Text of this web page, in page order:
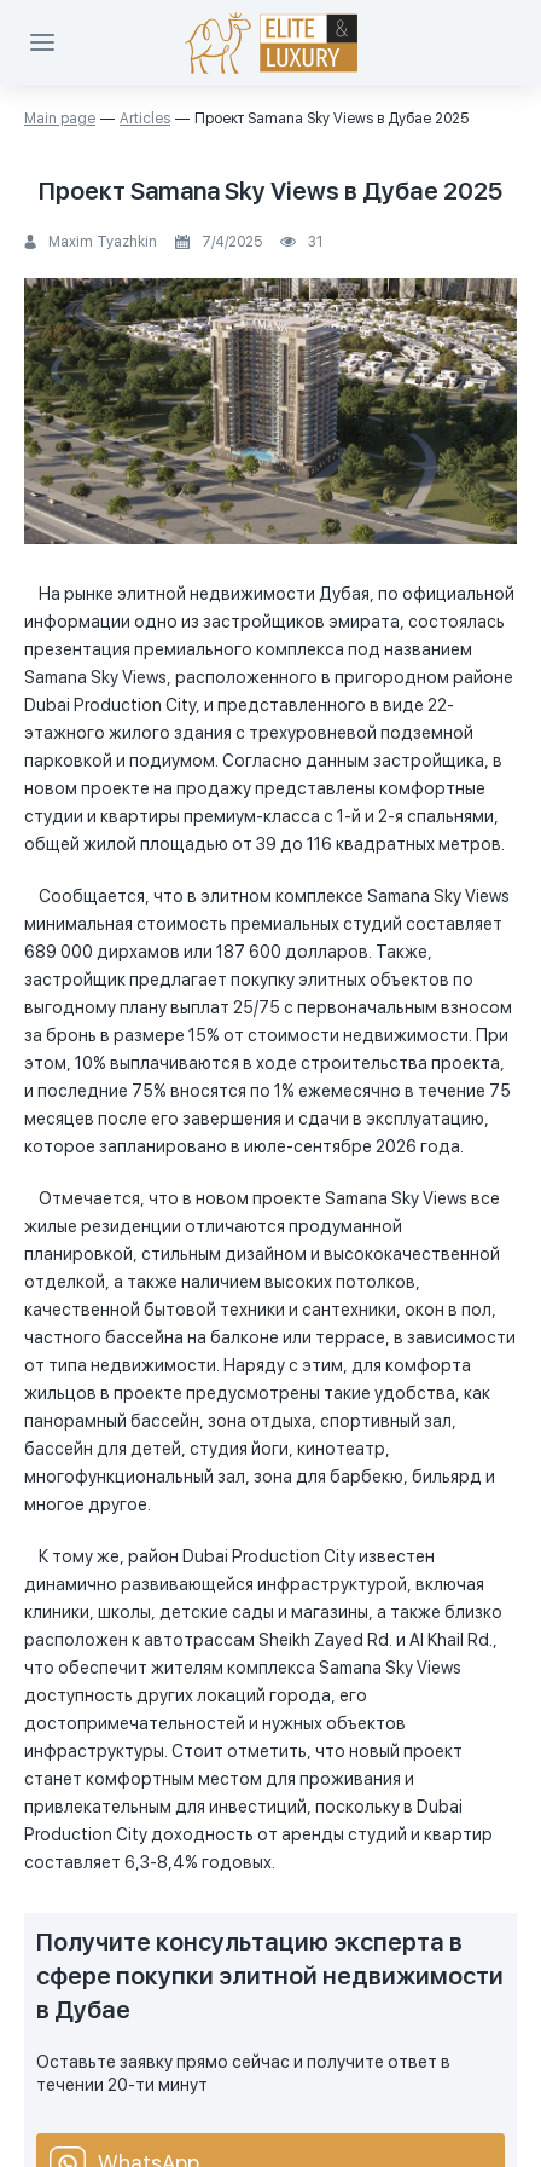
Main page Articles Проект Samana Sky Views в Дубае 2025
Проект Samana Sky Views в Дубае 2025
Maxim Tyazhkin 7/4/2025 31
На рынке элитной недвижимости Дубая, по официальной
информации одно из застройщиков эмирата, состоялась
презентация премиального комплекса под названием
Samana Sky Views, расположенного в пригородном районе
Dubai Production City, и представленного в виде 22-
этажного жилого здания с трехуровневой подземной
парковкой и подиумом. Согласно данным застройщика, в
новом проекте на продажу представлены комфортные
студии и квартиры премиум-класса с 1-й и 2-я спальнями,
общей жилой площадью от 39 до 116 квадратных метров.
Сообщается, что в элитном комплексе Samana Sky Views
минимальная стоимость премиальных студий составляет
689 000 дирхамов или 187 600 долларов. Также,
застройщик предлагает покупку элитных объектов по
выгодному плану выплат 25/75 с первоначальным взносом
за бронь в размере 15% от стоимости недвижимости. При
этом, 10% выплачиваются в ходе строительства проекта,
и последние 75% вносятся по 1% ежемесячно в течение 75
месяцев после его завершения и сдачи в эксплуатацию,
которое запланировано в июле-сентябре 2026 года.
Отмечается, что в новом проекте Samana Sky Views все
жилые резиденции отличаются продуманной
планировкой, стильным дизайном и высококачественной
отделкой, а также наличием высоких потолков,
качественной бытовой техники и сантехники, окон в пол,
частного бассейна на балконе или террасе, в зависимости
от типа недвижимости. Наряду с этим, для комфорта
жильцов в проекте предусмотрены такие удобства, как
панорамный бассейн, зона отдыха, спортивный зал,
бассейн для детей, студия йоги, кинотеатр,
многофункциональный зал, зона для барбекю, бильярд и
многое другое.
К тому же, район Dubai Production City известен
динамично развивающейся инфраструктурой, включая
клиники, школы, детские сады и магазины, а также близко
расположен к автотрассам Sheikh Zayed Rd. и Al Khail Rd.,
что обеспечит жителям комплекса Samana Sky Views
доступность других локаций города, его
достопримечательностей и нужных объектов
инфраструктуры. Стоит отметить, что новый проект
станет комфортным местом для проживания и
привлекательным для инвестиций, поскольку в Dubai
Production City доходность от аренды студий и квартир
составляет 6,3-8,4% годовых.
Получите консультацию эксперта в
сфере покупки элитной недвижимости
в Дубае
Оставьте заявку прямо сейчас и получите ответ в
течении 20-ти минут